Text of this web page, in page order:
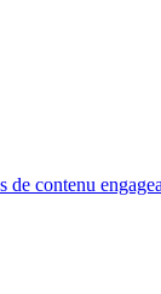
de contenu